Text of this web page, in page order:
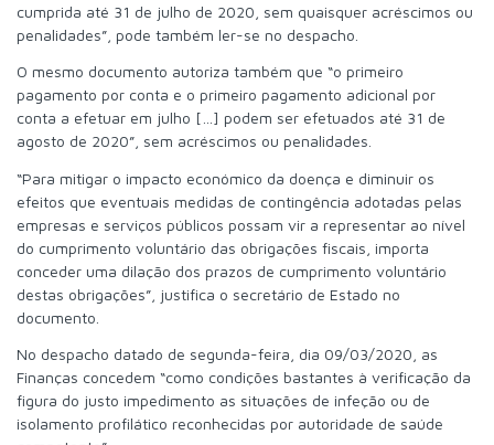
cumprida até 31 de julho de 2020, sem quaisquer acréscimos ou
penalidades”, pode também ler-se no despacho.
O mesmo documento autoriza também que “o primeiro
pagamento por conta e o primeiro pagamento adicional por
conta a efetuar em julho […] podem ser efetuados até 31 de
agosto de 2020”, sem acréscimos ou penalidades.
“Para mitigar o impacto económico da doença e diminuir os
efeitos que eventuais medidas de contingência adotadas pelas
empresas e serviços públicos possam vir a representar ao nível
do cumprimento voluntário das obrigações fiscais, importa
conceder uma dilação dos prazos de cumprimento voluntário
destas obrigações”, justifica o secretário de Estado no
documento.
No despacho datado de segunda-feira, dia 09/03/2020, as
Finanças concedem “como condições bastantes à verificação da
figura do justo impedimento as situações de infeção ou de
isolamento profilático reconhecidas por autoridade de saúde